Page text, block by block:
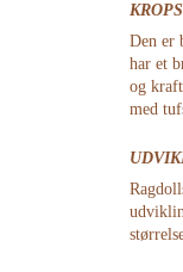
Den er
har et
og
med